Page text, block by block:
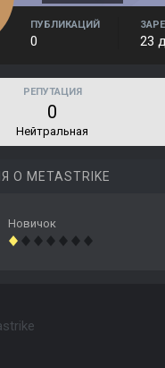
ПУБЛИКАЦИЙ
0 23
РЕПУТАЦИЯ
0
Нейтральная
METASTRIKE
Новичок